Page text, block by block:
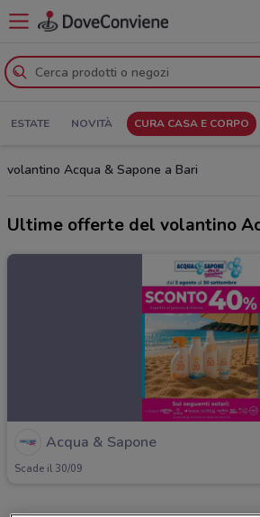
ESTATE NOVITÀ CURA CASA E CORPO
volantino Acqua & Sapone a Bari
Ultime offerte del volantino
Acqua & Sapone
Scade il 30/09